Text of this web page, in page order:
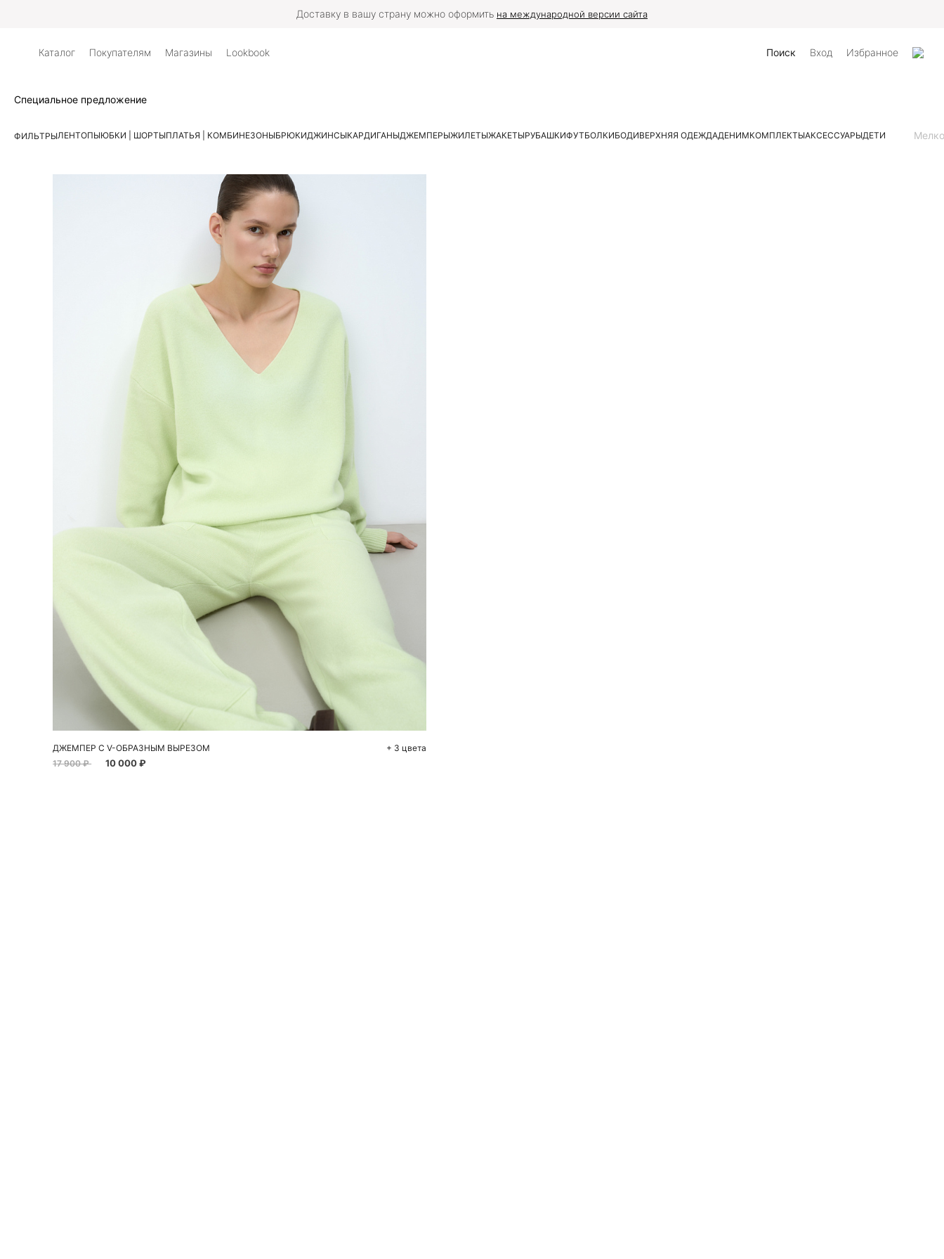
Доставку в вашу страну можно оформить на международной версии сайта
Каталог Покупателям Магазины Lookbook Поиск Вход Избранное
Специальное предложение
ФИЛЬТРЫЛЕНТОПЫЮБКИ | ШОРТЫПЛАТЬЯ | КОМБИНЕЗОНЫБРЮКИДЖИНСЫКАРДИГАНЫДЖЕМПЕРЫЖИЛЕТЫЖАКЕТЫРУБАШКИФУТБОЛКИБОДИВЕРХНЯЯ ОДЕЖДАДЕНИМКОМПЛЕКТЫАКСЕССУАРЫДЕТИ Мелко
Добавить в корзину
ДЖЕМПЕР С V-ОБРАЗНЫМ ВЫРЕЗОМ
+ 3 цвета
17 900 ₽
10 000 ₽